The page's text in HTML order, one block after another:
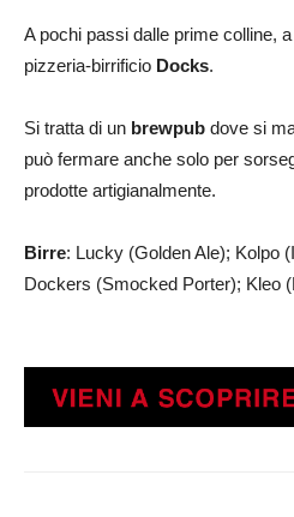
A pochi passi dalle prime colline,
pizzeria-birrificio Docks.
Si tratta di un brewpub dove si
può fermare anche solo per
prodotte artigianalmente.
Birre: Lucky (Golden Ale); Kolpo
Dockers (Smocked Porter); Kleo